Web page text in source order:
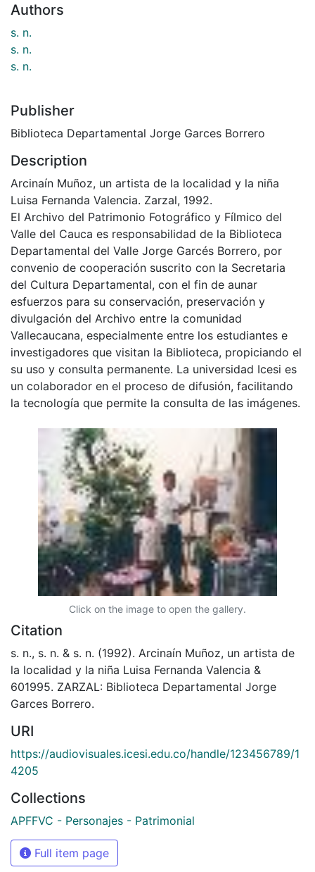
Authors
s. n.
s. n.
s. n.
Publisher
Biblioteca Departamental Jorge Garces Borrero
Description
Arcinaín Muñoz, un artista de la localidad y la niña
Luisa Fernanda Valencia. Zarzal, 1992.
El Archivo del Patrimonio Fotográfico y Fílmico del
Valle del Cauca es responsabilidad de la Biblioteca
Departamental del Valle Jorge Garcés Borrero, por
convenio de cooperación suscrito con la Secretaria
del Cultura Departamental, con el fin de aunar
esfuerzos para su conservación, preservación y
divulgación del Archivo entre la comunidad
Vallecaucana, especialmente entre los estudiantes e
investigadores que visitan la Biblioteca, propiciando el
su uso y consulta permanente. La universidad Icesi es
un colaborador en el proceso de difusión, facilitando
la tecnología que permite la consulta de las imágenes.
Click on the image to open the gallery.
Citation
s. n., s. n. & s. n. (1992). Arcinaín Muñoz, un artista de
la localidad y la niña Luisa Fernanda Valencia &
601995. ZARZAL: Biblioteca Departamental Jorge
Garces Borrero.
URI
https://audiovisuales.icesi.edu.co/handle/123456789/1
4205
Collections
APFFVC - Personajes - Patrimonial
Full item page